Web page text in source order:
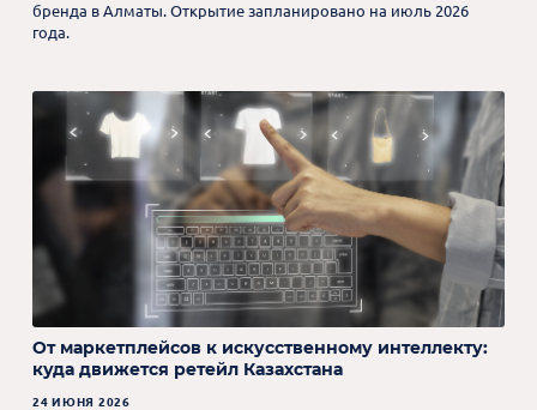
бренда в Алматы. Открытие запланировано на июль 2026
года.
От маркетплейсов к искусственному интеллекту:
куда движется ретейл Казахстана
24 ИЮНЯ 2026